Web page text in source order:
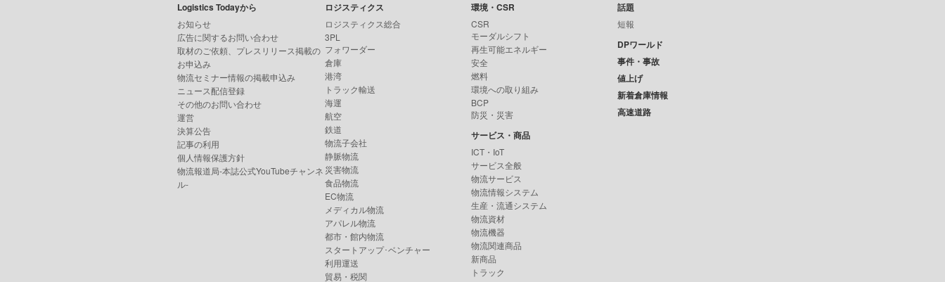
Logistics Todayから
お知らせ
広告に関するお問い合わせ
取材のご依頼、プレスリリース掲載の
お申込み
物流セミナー情報の掲載申込み
ニュース配信登録
その他のお問い合わせ
運営
決算公告
記事の利用
個人情報保護方針
物流報道局-本誌公式YouTubeチャンネ
ル-
ロジスティクス
ロジスティクス総合
3PL
フォワーダー
倉庫
港湾
トラック輸送
海運
航空
鉄道
物流子会社
静脈物流
災害物流
食品物流
EC物流
メディカル物流
アパレル物流
都市・館内物流
スタートアップ･ベンチャー
利用運送
貿易・税関
環境・CSR
CSR
モーダルシフト
再生可能エネルギー
安全
燃料
環境への取り組み
BCP
防災・災害
サービス・商品
ICT・IoT
サービス全般
物流サービス
物流情報システム
生産・流通システム
物流資材
物流機器
物流関連商品
新商品
トラック
話題
短報
DPワールド
事件・事故
値上げ
新着倉庫情報
高速道路